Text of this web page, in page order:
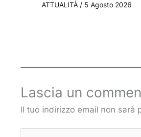
ATTUALITÀ/ 5 Agosto 2026
Lascia un
Il tuo indirizzo email non sarà